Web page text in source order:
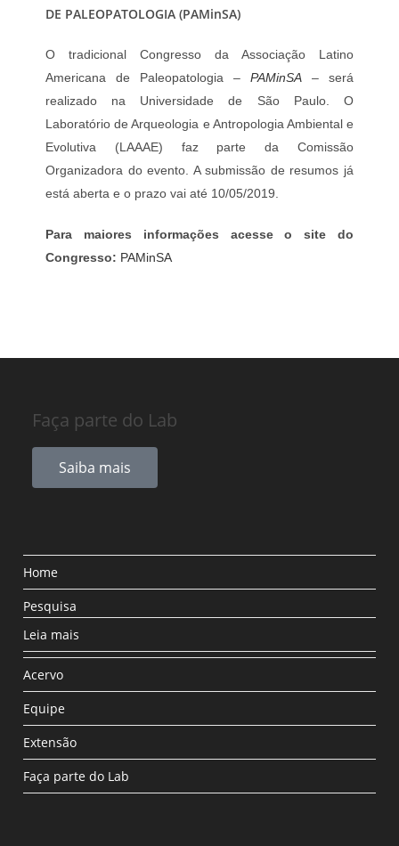
DE PALEOPATOLOGIA (PAMinSA)
O tradicional Congresso da Associação Latino
Americana de Paleopatologia – PAMinSA– será
realizado na Universidade de São Paulo. O
Laboratório de Arqueologia e Antropologia Ambiental e
Evolutiva (LAAAE) faz parte da Comissão
Organizadora do evento. A submissão de resumos já
está aberta e o prazo vai até 10/05/2019.
Para maiores informações acesse o site do
Congresso: PAMinSA
Faça parte do Lab
Saiba mais
Home
Pesquisa
Leia mais
Acervo
Equipe
Extensão
Faça parte do Lab